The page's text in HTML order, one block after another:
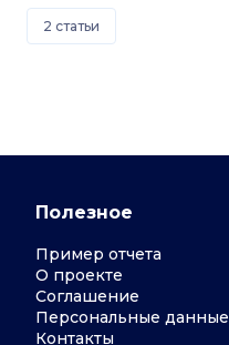
2 статьи
Полезное
Пример отчета
О проекте
Соглашение
Персональные данные
Контакты